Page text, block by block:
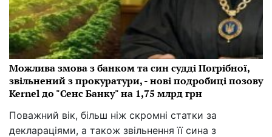
Можлива змова з банком та син судді Погрібної,
звільнений з прокуратури, - нові подробиці позову
Kernel до "Сенс Банку" на 1,75 млрд грн
Поважний вік, більш ніж скромні статки за
деклараціями, а також звільнення її сина з